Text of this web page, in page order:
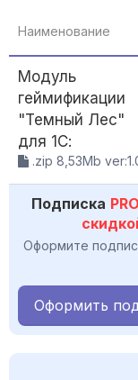
Наименование
Модуль
геймификации
"Темный Лес"
для 1С:
.zip 8,53Mb
Подписка PRO
Оформите
Оформить